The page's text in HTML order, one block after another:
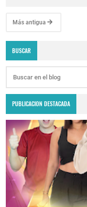
Más antigua
BUSCAR
PUBLICACION DESTACADA